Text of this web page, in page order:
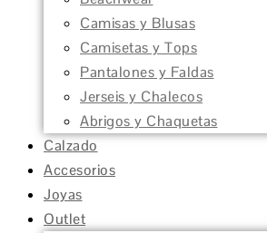
Camisas y Blusas
Camisetas y Tops
Pantalones y Faldas
Jerseis y Chalecos
Abrigos y Chaquetas
Calzado
Accesorios
Joyas
Outlet